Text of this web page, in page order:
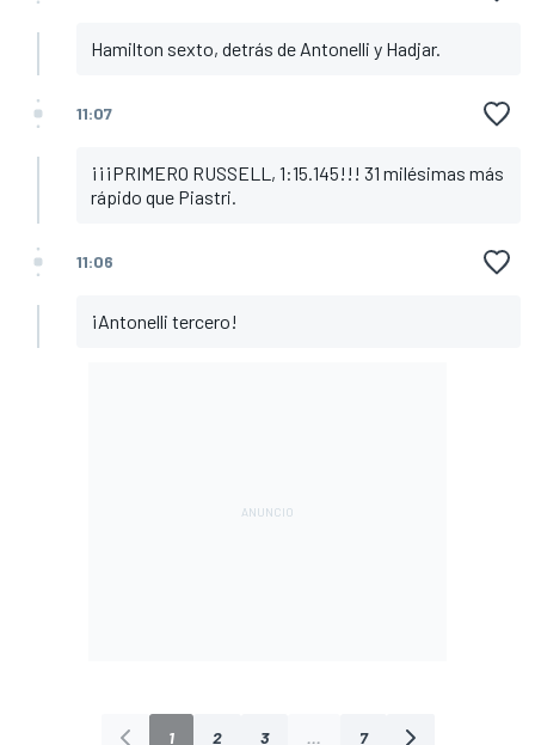
Hamilton sexto, detrás de Antonelli y Hadjar.
11:07
¡¡¡PRIMERO RUSSELL, 1:15.145!!! 31 milésimas más
rápido que Piastri.
11:06
¡Antonelli tercero!
1 2 3 ... 7